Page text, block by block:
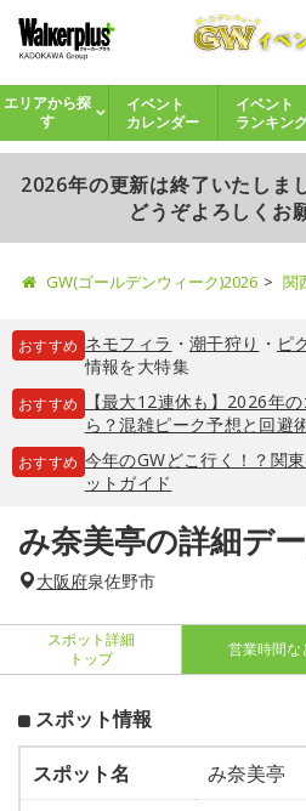
エリアから探
す
イベント
カレンダー
イベント
ランキン
2026年の更新は終了いたしま
どうぞよろしくお
GW(ゴールデンウィーク)2026 関
おすすめ ネモフィラ ・ 潮干狩り ・ ピ
情報を大特集
おすすめ
【最大12連休も】2026年
ら？混雑ピーク予想と回避
おすすめ 今年のGWどこ行く！？関
ットガイド
み奈美亭の詳細デ
大阪府泉佐野市
スポット詳細
トップ
営業時間な
スポット情報
スポット名
み奈美亭